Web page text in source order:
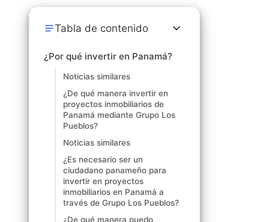
Tabla de contenido
¿Por qué invertir en Panamá?
Noticias similares
¿De qué manera invertir en
proyectos inmobiliarios de
Panamá mediante Grupo Los
Pueblos?
Noticias similares
¿Es necesario ser un
ciudadano panameño para
invertir en proyectos
inmobiliarios en Panamá a
través de Grupo Los Pueblos?
¿De qué manera puedo